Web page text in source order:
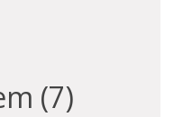
(7)